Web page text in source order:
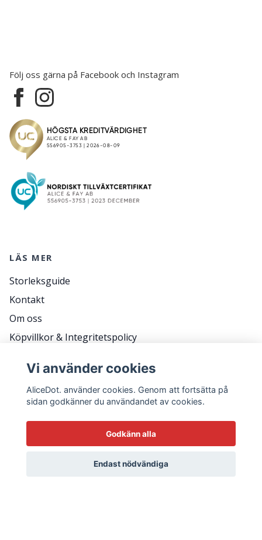
Följ oss gärna på Facebook och Instagram
LÄS MER
Storleksguide
Kontakt
Om oss
Köpvillkor & Integritetspolicy
Frågor & svar
HÅLL KONTAKT FÖR KAMPANJER, TIPS OCH ATT
KOMMA BACK STAGE.
Vi använder cookies
AliceDot. använder cookies. Genom att fortsätta på
sidan godkänner du användandet av cookies.
Godkänn alla
Endast nödvändiga